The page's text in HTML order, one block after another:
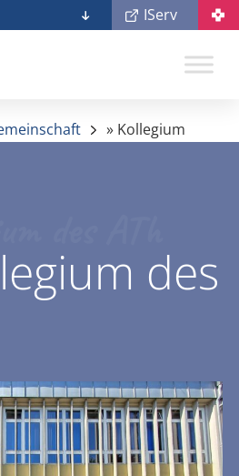
IServ
» Kollegium
des